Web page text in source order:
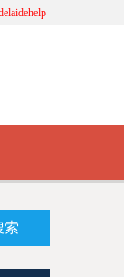
索